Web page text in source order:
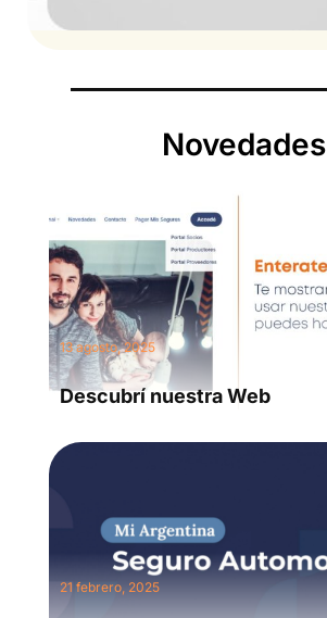
Novedades
13 agosto, 2025
Descubrí nuestra Web
21 febrero, 2025